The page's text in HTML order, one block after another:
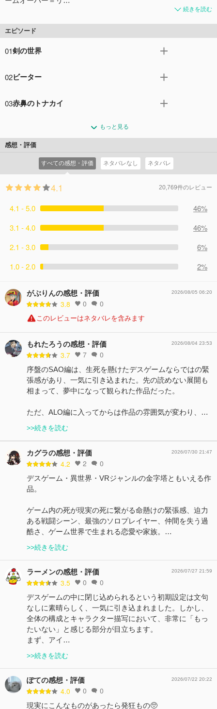
続きを読む
エピソード
01剣の世界
間へのフルダイブが実現した。《ナーヴギア》初の本格的
の注目を浴び、｢SAO｣正式サービス開始日、プレイヤーの
開発者・茅場明彦は、全てのプレイヤーたちにこう宣言す
オーバーは現実での死を意味する、と。
02ビーター
月。すでに二千人ものプレイヤーが命を落としていた。β
命懸けの戦いに苦戦を余儀なくされていた。百層に及ぶ
《アインクラッド》の第一層すら突破できぬ中、第一層の
ボス部屋を発見したという男・ディアベルが、プレイヤー
たちに呼びかけてボス攻略会議を開催。会議に参加したキ
リトは、あるソロプレイヤーとパーティーを組む。
03赤鼻のトナカイ
たキリト。現実世界でも友人同士だという黒猫団の暖かな
雰囲気にひかれ、キリトは自身が《ビーター》であること
小ギルドの黒猫団は急成長し、最前線で戦う《攻略組》に
追いつこうとする。ところがある晩、団の紅一点・サチが
不意に姿を消した。いち早くサチを見つけ出したキリト
コメント15件拍手44回
もっと見る
感想・評価
すべての感想・評価 ネタバレなし ネタバレ
4.1 20,769件のレビュー
4.1 - 5.0
46%
3.1 - 4.0
46%
2.1 - 3.0
6%
1.0 - 2.0
2%
がぶりんの感想・評価
3.8 0 0
2026/08/05 06:20
このレビューはネタバレを含みます
もれたろうの感想・評価
3.7 7 0
2026/08/04 23:53
序盤のSAO編は、生死を懸けたデスゲームならではの緊
張感があり、一気に引き込まれた。先の読めない展開も
相まって、夢中になって観られた作品だった。
ただ、ALO編に入ってからは作品の雰囲気が変わり、…
>>続きを読む
カグラの感想・評価
4.2 2 0
2026/07/30 21:47
デスゲーム・異世界・VRジャンルの金字塔ともいえる作
品。
ゲーム内の死が現実の死に繋がる命懸けの緊張感、迫力
ある戦闘シーン、最強のソロプレイヤー、仲間を失う過
酷さ、ゲーム世界で生まれる恋愛や家族。…
>>続きを読む
ラーメンの感想・評価
3.5 0 0
2026/07/27 21:59
デスゲームの中に閉じ込められるという初期設定は文句
なしに素晴らしく、一気に引き込まれました。しかし、
全体の構成とキャラクター描写において、非常に「もっ
たいない」と感じる部分が目立ちます。
まず、アイ…
>>続きを読む
ぽての感想・評価
4.0 0 0
2026/07/22 20:22
現実にこんなものがあったら発狂もの🥺